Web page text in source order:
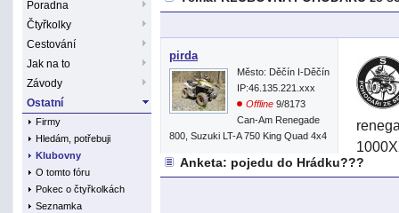
Poradna
Čtyřkolky
Cestování
Jak na to
Závody
Ostatní
Firmy
Hledám, potřebuji
Klubovny
O tomto fóru
Pokec o čtyřkolkách
Seznamka
pirda
Město: Děčín I-Děčín
IP:46.135.221.xxx
Offline 9/8173
Can-Am Renegade
800, Suzuki LT-A 750 King Quad 4x4
Anketa: pojedu do Hrádku???